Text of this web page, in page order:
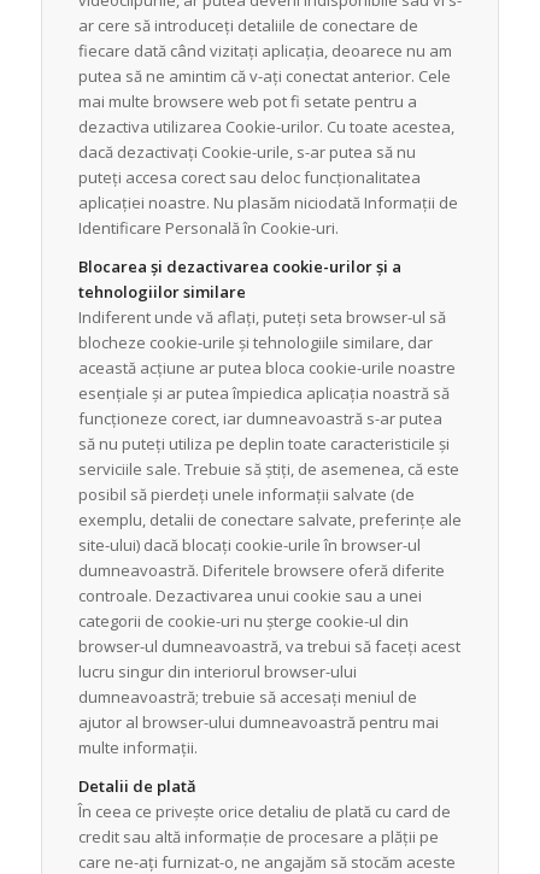
ar cere să introduceți detaliile de conectare de
fiecare dată când vizitați aplicația, deoarece nu am
putea să ne amintim că v-ați conectat anterior. Cele
mai multe browsere web pot fi setate pentru a
dezactiva utilizarea Cookie-urilor. Cu toate acestea,
dacă dezactivați Cookie-urile, s-ar putea să nu
puteți accesa corect sau deloc funcționalitatea
aplicației noastre. Nu plasăm niciodată Informații de
Identificare Personală în Cookie-uri.
Blocarea și dezactivarea cookie-urilor și a
tehnologiilor similare
Indiferent unde vă aflați, puteți seta browser-ul să
blocheze cookie-urile și tehnologiile similare, dar
această acțiune ar putea bloca cookie-urile noastre
esențiale și ar putea împiedica aplicația noastră să
funcționeze corect, iar dumneavoastră s-ar putea
să nu puteți utiliza pe deplin toate caracteristicile și
serviciile sale. Trebuie să știți, de asemenea, că este
posibil să pierdeți unele informații salvate (de
exemplu, detalii de conectare salvate, preferințe ale
site-ului) dacă blocați cookie-urile în browser-ul
dumneavoastră. Diferitele browsere oferă diferite
controale. Dezactivarea unui cookie sau a unei
categorii de cookie-uri nu șterge cookie-ul din
browser-ul dumneavoastră, va trebui să faceți acest
lucru singur din interiorul browser-ului
dumneavoastră; trebuie să accesați meniul de
ajutor al browser-ului dumneavoastră pentru mai
multe informații.
Detalii de plată
În ceea ce privește orice detaliu de plată cu card de
credit sau altă informație de procesare a plății pe
care ne-ați furnizat-o, ne angajăm să stocăm aceste